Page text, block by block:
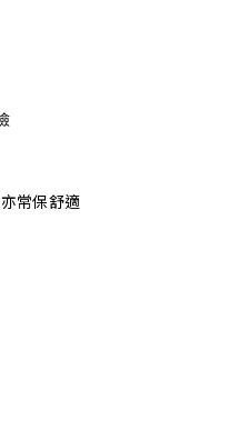
常保舒適